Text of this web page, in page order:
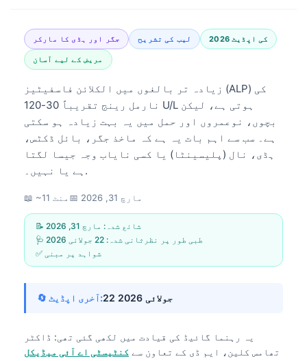
جگر اور ہڈی کا مارکر لیب کی تشریح 2026 کی اپڈیٹ
مریض کے لیے آسان
زیادہ تر بالغوں میں الکلائن فاسفیٹیز (ALP) کی
نارمل رینج تقریباً 30-120 U/L ہوتی ہے، لیکن
بچوں، نوعمروں اور حمل میں یہ بہت زیادہ ہو سکتی
ہے۔ سب سے اہم بات یہ ہے کہ ماخذ جگر، بائل ڈکٹس،
ہڈی، نال (پلیسینٹا) یا کسی نایاب وجہ جیسا لگتا
ہے یا نہیں۔.
📖 ~11 منٹ 📅 مارچ 31, 2026
📝 شائع شدہ: مارچ 31, 2026
🩺 طبی طور پر نظرثانی شدہ: 22 جولائی 2026
✅ شواہد پر مبنی
🔄 آخری اپڈیٹ: 22 جولائی 2026
یہ رہنما گائیڈ کی قیادت میں لکھی گئی تھی: ڈاکٹر
تھامس کلین، ایم ڈی کے تعاون سے کنٹیسٹی اے آئی میڈیکل